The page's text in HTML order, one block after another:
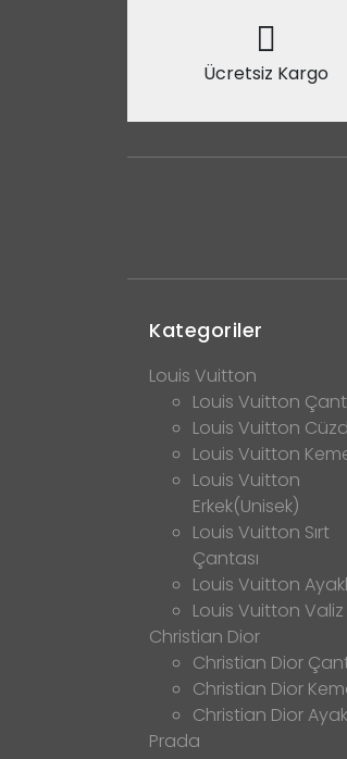
Ücretsiz Kargo
Kategoriler
Louis Vuitton
Louis Vuitton
Louis Vuitton
Louis Vuitton
Louis Vuitton
Erkek(Unisek)
Louis Vuitton Sırt
Çantası
Louis Vuitton
Louis Vuitton Valiz
Christian Dior
Christian Dior
Christian Dior
Christian Dior
Prada